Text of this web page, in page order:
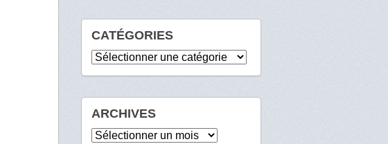
CATÉGORIES
Catégories
ARCHIVES
Archives